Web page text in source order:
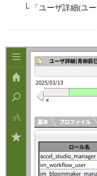
└ 「ユーザ詳細(ユ